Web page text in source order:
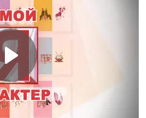
Виталий Архипов
Александр Бондарук,
Виталий Архипов
Александр Бондарук,
Виталий Архипов
Александр Бондарук,